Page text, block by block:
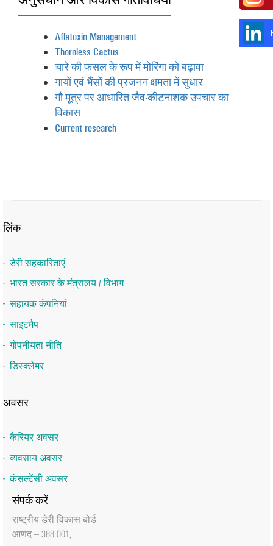
Aflatoxin Management
Thornless Cactus
चारे की फसल के रूप में मोरिंगा को बढ़ावा
गायों एवं भैंसों की प्रजनन क्षमता में सुधार
गौ मूत्र पर आधारित जैव-कीटनाशक उपचार का
विकास
Current research
लिंक
डेरी सहकारिताएं
भारत सरकार के मंत्रालय / विभाग
सहायक कंपनियां
साइटमैप
गोपनीयता नीति
डिस्क्लेमर
अवसर
कैरियर अवसर
व्यवसाय अवसर
कंसल्टेंसी अवसर
संपर्क करें
राष्‍ट्रीय डेरी विकास बोर्ड
आणंद – 388 001,